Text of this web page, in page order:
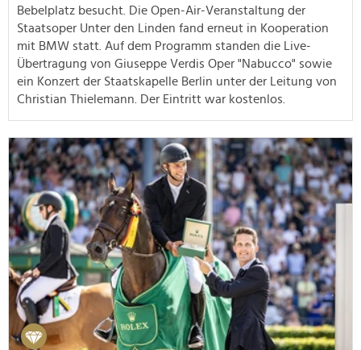
Bebelplatz besucht. Die Open-Air-Veranstaltung der
Staatsoper Unter den Linden fand erneut in Kooperation
mit BMW statt. Auf dem Programm standen die Live-
Übertragung von Giuseppe Verdis Oper "Nabucco" sowie
ein Konzert der Staatskapelle Berlin unter der Leitung von
Christian Thielemann. Der Eintritt war kostenlos.